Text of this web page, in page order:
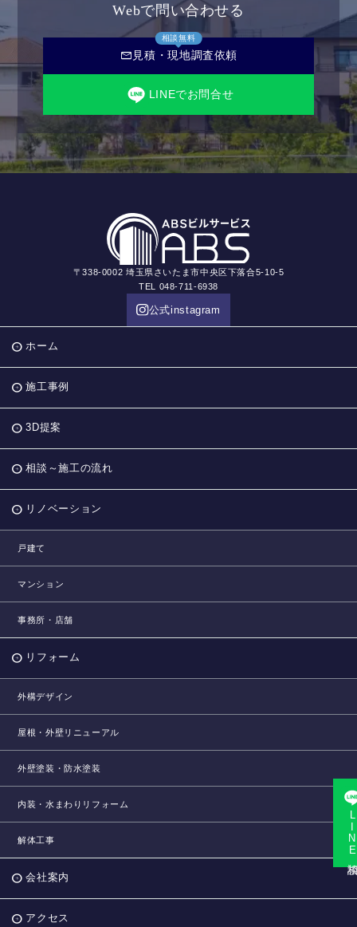
Webで問い合わせる
相談無料
mail見積・現地調査依頼
LINEでお問合せ
〒338-0002 埼玉県さいたま市中央区下落合5-10-5
TEL 048-711-6938
公式instagram
ホーム
施工事例
3D提案
相談～施工の流れ
リノベーション
戸建て
マンション
事務所・店舗
リフォーム
外構デザイン
屋根・外壁リニューアル
外壁塗装・防水塗装
内装・水まわりリフォーム
解体工事
会社案内
アクセス